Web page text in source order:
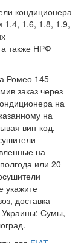
кондиционера
1.4, 1.6, 1.8, 1.9,
также НРФ
Ромео 145
заказ через
на
на
вин-код,
на
или 20
укажите
доставка
Украины: Сумы,